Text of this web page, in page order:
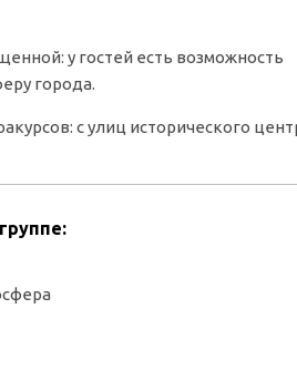
у гостей есть возможность
города.
с улиц исторического